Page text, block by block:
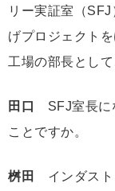
リー実証室（
げプロジェクト
工場の部長とし
田口
SFJ室長に
ことですか。
桝田
インダスト